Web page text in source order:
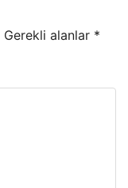
Gerekli alanlar *